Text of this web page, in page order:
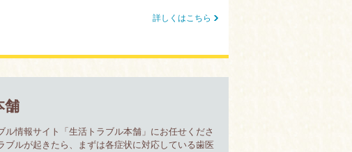
詳しくはこちら
舗
情報サイト「生活トラブル本舗」にお任せくださ
ルが起きたら、まずは各症状に対応している歯医